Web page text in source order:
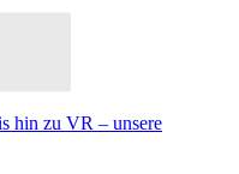
hin zu VR – unsere